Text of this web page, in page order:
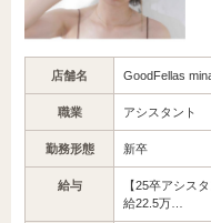
店舗名 GoodFellas
職業 アシスタント
勤務形態 新卒
給与
【25卒アシス
給22.5万…